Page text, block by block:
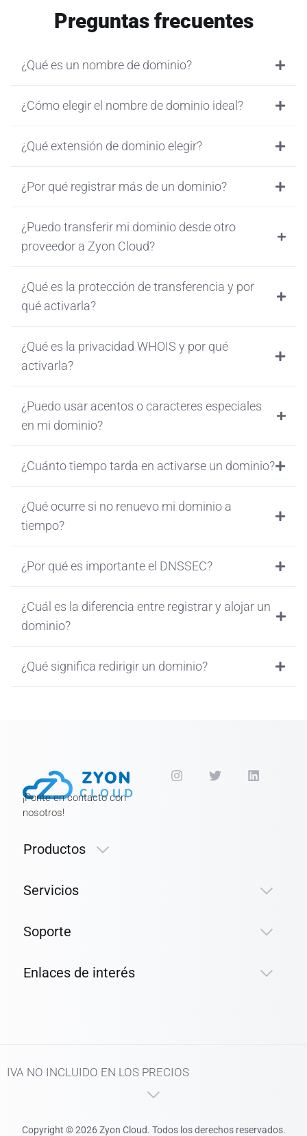
Preguntas frecuentes
¿Qué es un nombre de dominio?
¿Cómo elegir el nombre de dominio ideal?
¿Qué extensión de dominio elegir?
¿Por qué registrar más de un dominio?
¿Puedo transferir mi dominio desde otro
proveedor a Zyon Cloud?
¿Qué es la protección de transferencia y por
qué activarla?
¿Qué es la privacidad WHOIS y por qué
activarla?
¿Puedo usar acentos o caracteres especiales
en mi dominio?
¿Cuánto tiempo tarda en activarse un dominio?
¿Qué ocurre si no renuevo mi dominio a
tiempo?
¿Por qué es importante el DNSSEC?
¿Cuál es la diferencia entre registrar y alojar un
dominio?
¿Qué significa redirigir un dominio?
¡Ponte en contacto con
nosotros!
Productos
Servicios
Soporte
Enlaces de interés
Copyright © 2026 Zyon Cloud. Todos los derechos reservados.
IVA NO INCLUIDO EN LOS PRECIOS